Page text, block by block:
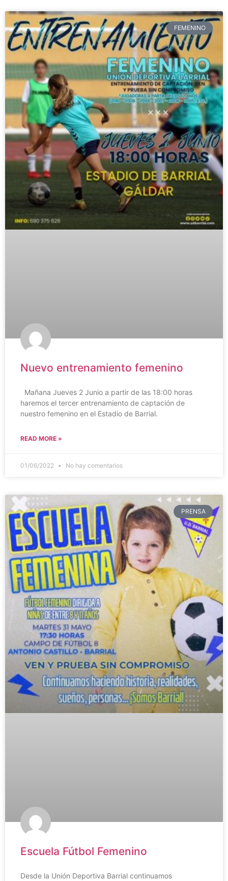
FEMENINO
Nuevo entrenamiento femenino
Mañana Jueves 2 Junio a partir de las 18:00 horas
haremos el tercer entrenamiento de captación de
nuestro femenino en el Estadio de Barrial.
READ MORE »
01/06/2022 No hay comentarios
PRENSA
Escuela Fútbol Femenino
Desde la Unión Deportiva Barrial continuamos